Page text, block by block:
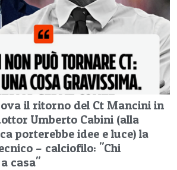
il ritorno del Ct Mancini in
Umberto Cabini (alla
porterebbe idee e luce) la
– calciofilo: "Chi
casa"